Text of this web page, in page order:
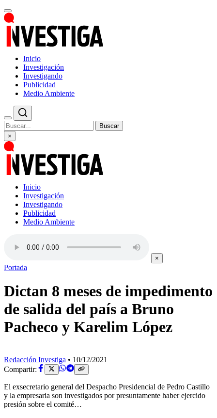
Inicio
Investigación
Investigando
Publicidad
Medio Ambiente
Buscar
×
Inicio
Investigación
Investigando
Publicidad
Medio Ambiente
×
Portada
Dictan 8 meses de impedimento
de salida del país a Bruno
Pacheco y Karelim López
Redacción Investiga • 10/12/2021
Compartir:
El exsecretario general del Despacho Presidencial de Pedro Castillo
y la empresaria son investigados por presuntamente haber ejercido
presión sobre el comité…